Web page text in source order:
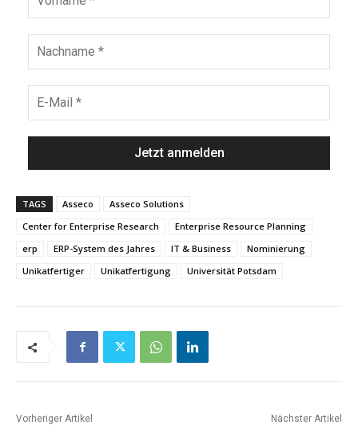
TAGS Asseco
Asseco Solutions
Center for Enterprise Research
Enterprise Resource Planning
erp
ERP-System des Jahres IT & Business
Nominierung
Unikatfertiger
Unikatfertigung Universität Potsdam
Vorheriger Artikel Nächster Artikel